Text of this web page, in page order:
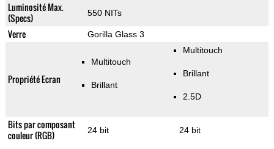
Luminosité Max.
(Specs)
550 NITs
Verre Gorilla Glass 3
Propriété Ecran
Multitouch
Brillant
Multitouch
Brillant
2.5D
Bits par composant
couleur (RGB)
24 bit 24 bit